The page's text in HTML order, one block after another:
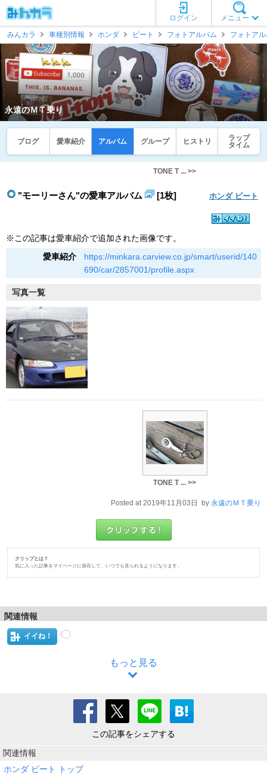
メニュー
ログイン
みんカラ
車種別情報 ホンダ ビート フォトアルバム フォトア
永遠のＭＴ乗り
ブログ 愛車紹介 アルバム グループ ヒストリ
ラップ
タイム
TONE T ... >>
"モーリーさん"の愛車アルバム [1枚] ホンダ ビート
※この記事は愛車紹介で追加された画像です。
愛車紹介
https://minkara.carview.co.jp/smart/userid/140
690/car/2857001/profile.aspx
写真一覧
TONE T ... >>
Posted at 2019年11月03日 by 永遠のＭＴ乗り
クリップとは？
気に入った記事をマイページに保存して、いつでも見られるようになります。
関連情報
イイね！
もっと見る
この記事をシェアする
関連情報
ホンダ ビート トップ